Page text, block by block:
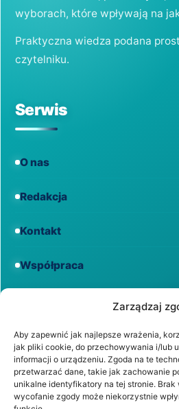
Zarządzaj
Aby zapewnić jak najlepsze wrażenia,
jak pliki cookie, do przechowywania i/lub
informacji o urządzeniu. Zgoda na te
przetwarzać dane, takie jak zachowanie
unikalne identyfikatory na tej stronie.
wycofanie zgody może niekorzystnie
wyborach, które wpływają na
Praktyczna wiedza podana
czytelniku.
Serwis
O nas
Redakcja
Kontakt
Współpraca
Regulamin
Polityka prywatności